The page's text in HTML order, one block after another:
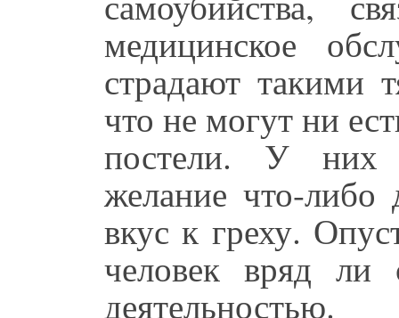
медицинское
страдают такими
что не могут ни
постели. У них
желание что-
вкус к греху.
человек вряд ли
деятельностью.